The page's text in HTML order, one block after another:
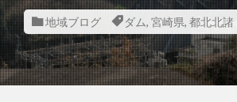
地域ブログ ダム, 宮崎県, 都北北諸